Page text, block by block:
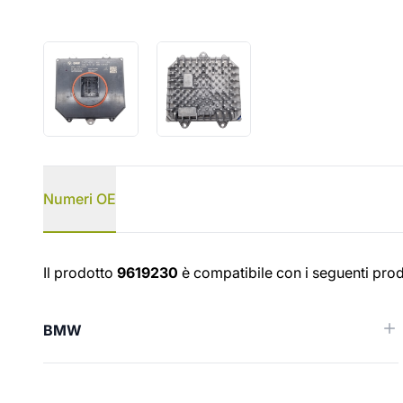
Numeri OE
Numeri OE
Il prodotto 9619230 è compatibile con i seguenti
BMW